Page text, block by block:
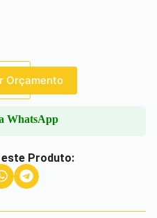
Orçamento
WhatsApp
Produto: